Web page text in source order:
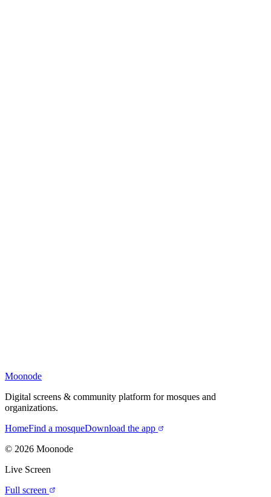
Moonode
Digital screens & community platform for mosques and
organizations.
HomeFind a mosqueDownload the app
© 2026 Moonode
Live Screen
Full screen